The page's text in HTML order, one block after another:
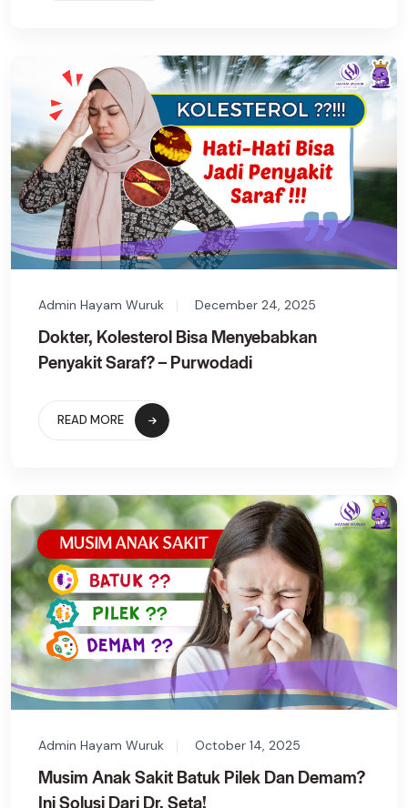
Admin Hayam Wuruk December 24, 2025
Dokter, Kolesterol Bisa Menyebabkan
Penyakit Saraf? – Purwodadi
READ MORE
Admin Hayam Wuruk October 14, 2025
Musim Anak Sakit Batuk Pilek Dan Demam?
Ini Solusi Dari Dr. Seta!